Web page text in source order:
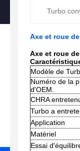
Turbo
Axe et roue
Axe et roue
Modèle de
Numéro de la
d'OEM.
CHRA
Turbo a
Application
Matériel
Essai